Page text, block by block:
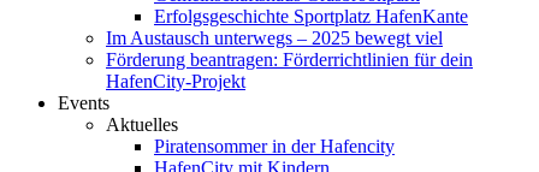
Erfolgsgeschichte Sportplatz HafenKante
Im Austausch unterwegs – 2025 bewegt viel
Förderung beantragen: Förderrichtlinien für dein
HafenCity-Projekt
Events
Aktuelles
Piratensommer in der Hafencity
HafenCity mit Kindern